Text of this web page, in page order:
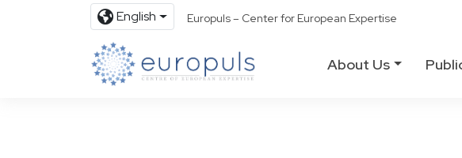
English Europuls – Center for European Expertise
About Us